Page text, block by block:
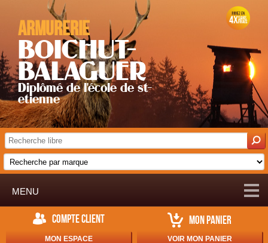
Armurerie
BOICHUT-
BALAGUER
Diplômé de l'école de st-
etienne
MENU
COMPTE CLIENT
MON ESPACE
MON PANIER
VOIR MON PANIER